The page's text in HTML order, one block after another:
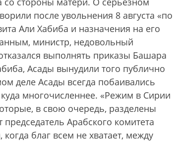
после увольнения 8 августа «по
Али Хабиба и назначения на его
министр, недовольный
выполнять приказы Башара
Асады вынудили того публично
деле Асады всегда побаивались
многочисленнее. «Режим в Сирии
в свою очередь, разделены
Арабского комитета
благ всем не хватает, между